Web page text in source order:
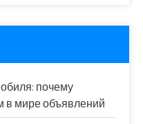
почему
в мире объявлений